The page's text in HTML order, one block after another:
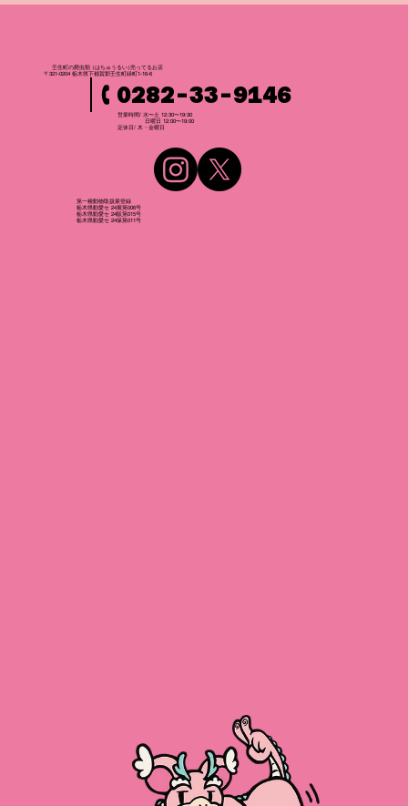
壬生町の爬虫類（はちゅうるい）売ってるお店
〒321-0204 栃木県下都賀郡壬生町緑町1-16-6
0282-33-9146
営業時間/ 水〜土 12:30〜19:30
日曜日 12:00〜19:00
​定休日/ 木・金曜日
第一種動物取扱業登録
栃木県動愛セ 24展第006号
栃木県動愛セ 24販第015号
栃木県動愛セ 24保第011号